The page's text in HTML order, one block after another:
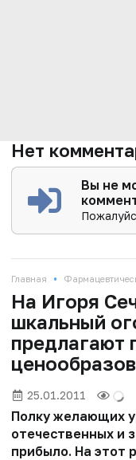
Нет
Вы не
Главная •
На Игоря
шкальный
предлагают
25.01.2011
Полку желающих
отечественных и
прибыло. На этот